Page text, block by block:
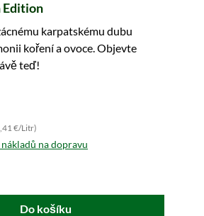
Edition
karpatskému dubu
koření a ovoce. Objevte
teď!
€/Litr)
na dopravu
Do košíku